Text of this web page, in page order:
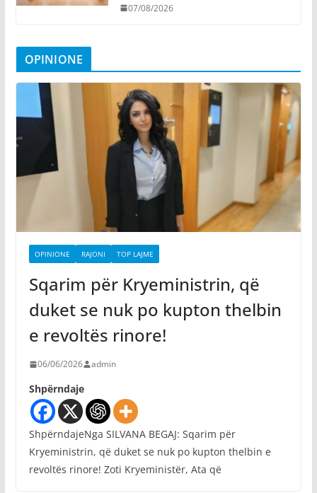
07/08/2026
OPINIONE
OPINIONE RAJONI TOP LAJME
Sqarim për Kryeministrin, që
duket se nuk po kupton thelbin
e revoltës rinore!
06/06/2026 admin
Shpërndaje
ShpërndajeNga SILVANA BEGAJ: Sqarim për
Kryeministrin, që duket se nuk po kupton thelbin e
revoltës rinore! Zoti Kryeministër, Ata që